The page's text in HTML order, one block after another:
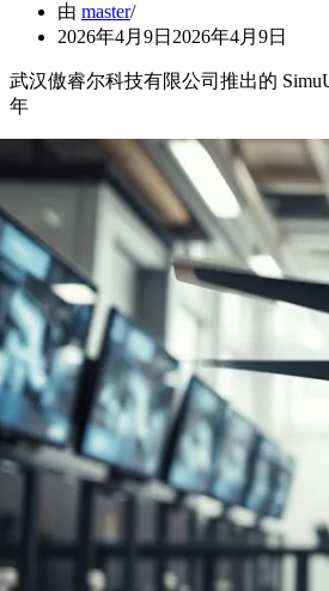
由 master
2026年4月9日 2026年4月9日
武汉傲睿尔科技有限公司推出的
年